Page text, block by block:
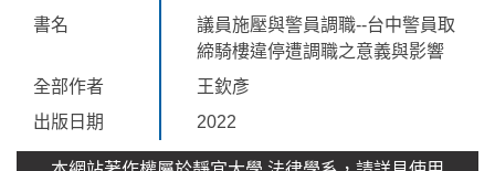
書名
議員施壓與警員調職--台中警員取
締騎樓違停遭調職之意義與影響
全部作者
王欽彥
出版日期
2022